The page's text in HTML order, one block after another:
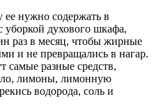
нужно содержать в
уборкой духового шкафа,
раз в месяц, чтобы жирные
и не превращались в нагар.
самые разные средств,
лимоны, лимонную
водорода, соль и